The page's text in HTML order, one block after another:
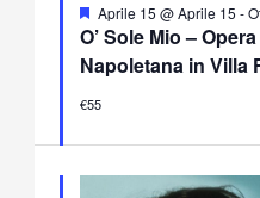
O’ Sole Mio –
Napoletana in Villa
Segnalati
Aprile 15 @ Aprile 15 -
€55